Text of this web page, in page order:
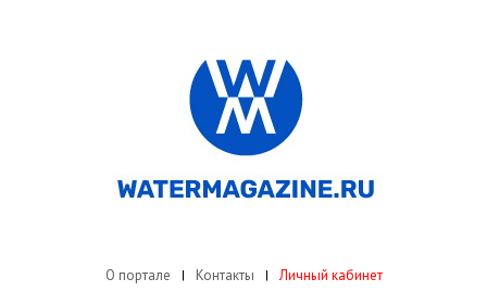
О портале Контакты Личный кабинет